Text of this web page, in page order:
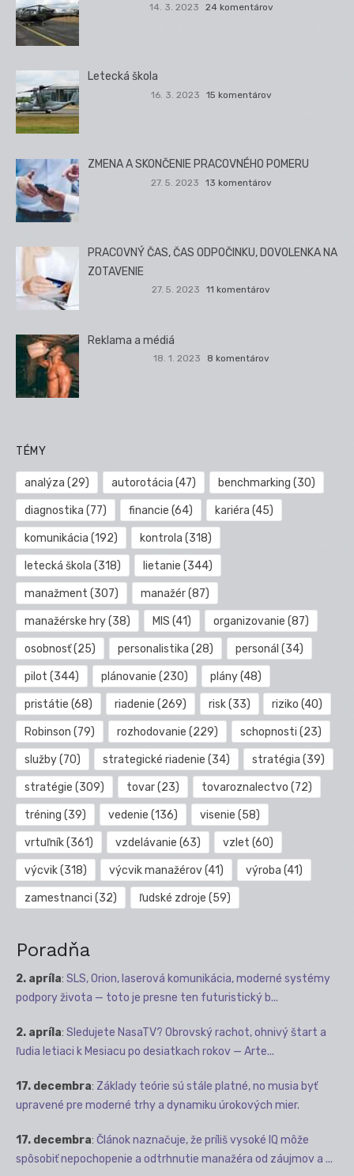
14. 3. 2023 24 komentárov
Letecká škola
16. 3. 2023 15 komentárov
ZMENA A SKONČENIE PRACOVNÉHO POMERU
27. 5. 2023 13 komentárov
PRACOVNÝ ČAS, ČAS ODPOČINKU, DOVOLENKA NA
ZOTAVENIE
27. 5. 2023 11 komentárov
Reklama a médiá
18. 1. 2023 8 komentárov
TÉMY
analýza (29) autorotácia (47) benchmarking (30)
diagnostika (77) financie (64) kariéra (45)
komunikácia (192) kontrola (318)
letecká škola (318) lietanie (344)
manažment (307) manažér(87)
manažérske hry(38) MIS (41) organizovanie (87)
osobnosť(25) personalistika (28) personál (34)
pilot (344) plánovanie (230) plány(48)
pristátie (68) riadenie (269) risk(33) riziko (40)
Robinson (79) rozhodovanie (229) schopnosti (23)
služby(70) strategické riadenie (34) stratégia (39)
stratégie (309) tovar(23) tovaroznalectvo (72)
tréning (39) vedenie (136) visenie (58)
vrtuľník(361) vzdelávanie (63) vzlet (60)
výcvik(318) výcvik manažérov(41) výroba (41)
zamestnanci (32) ľudské zdroje (59)
Poradňa
2. apríla: SLS, Orion, laserová komunikácia, moderné systémy
podpory života — toto je presne ten futuristický b...
2. apríla: Sledujete NasaTV? Obrovský rachot, ohnivý štart a
ľudia letiaci k Mesiacu po desiatkach rokov — Arte...
17. decembra: Základy teórie sú stále platné, no musia byť
upravené pre moderné trhy a dynamiku úrokových mier.
17. decembra: Článok naznačuje, že príliš vysoké IQ môže
spôsobiť nepochopenie a odtrhnutie manažéra od záujmov a ...